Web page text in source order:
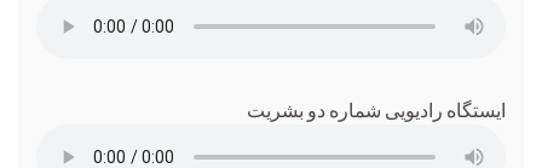
ایستگاه رادیویی شماره دو بشریت